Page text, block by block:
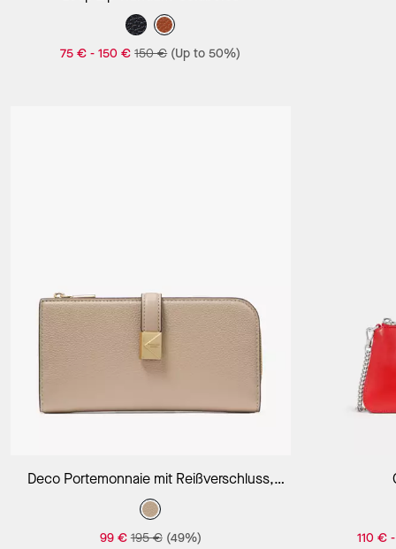
75 € -150 € 150 € (Up to 50%)
In Den Warenkorb
Deco Portemonnaie mit Reißverschluss,
schmal
99 € 195 € (49%) 110 €